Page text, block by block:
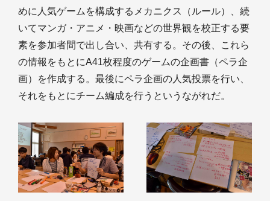
めに人気ゲームを構成するメカニクス（ルール）、続
いてマンガ・アニメ・映画などの世界観を校正する要
素を参加者間で出し合い、共有する。その後、これら
の情報をもとにA41枚程度のゲームの企画書（ペラ企
画）を作成する。最後にペラ企画の人気投票を行い、
それをもとにチーム編成を行うというながれだ。